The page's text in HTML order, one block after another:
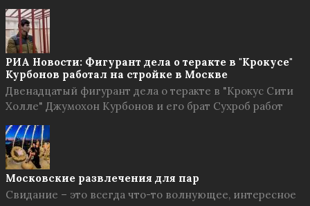
РИА Новости: Фигурант дела о теракте в "Крокусе"
Курбонов работал на стройке в Москве
Двенадцатый фигурант дела о теракте в "Крокус Сити
Холле" Джумохон Курбонов и его брат Сухроб работ
Московские развлечения для пар
Свидание – это всегда что-то волнующее, интересное